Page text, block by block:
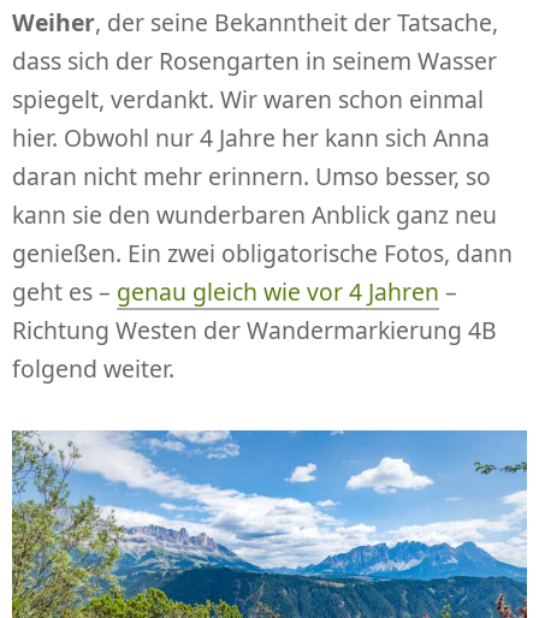
Weiher, der seine Bekanntheit der Tatsache,
dass sich der Rosengarten in seinem Wasser
spiegelt, verdankt. Wir waren schon einmal
hier. Obwohl nur 4 Jahre her kann sich Anna
daran nicht mehr erinnern. Umso besser, so
kann sie den wunderbaren Anblick ganz neu
genießen. Ein zwei obligatorische Fotos, dann
geht es – genau gleich wie vor 4 Jahren –
Richtung Westen der Wandermarkierung 4B
folgend weiter.